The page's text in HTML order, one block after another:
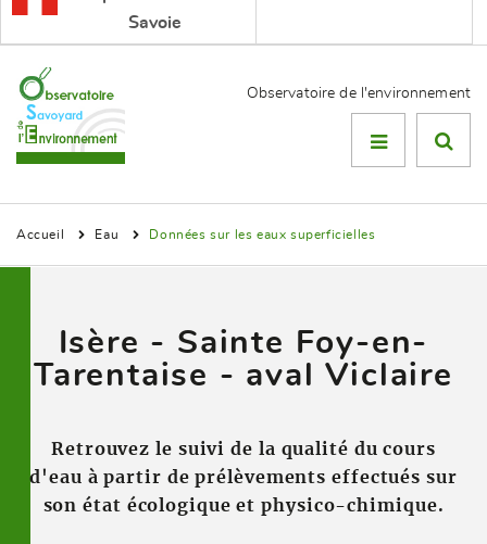
Savoie
Observatoire de l'environnement
Menu

Accueil Eau Données sur les eaux superficielles
Isère - Sainte Foy-en-
Tarentaise - aval Viclaire
Retrouvez le suivi de la qualité du cours
d'eau à partir de prélèvements effectués sur
son état écologique et physico-chimique.